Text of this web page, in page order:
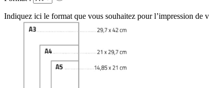
Indiquez ici le format que vous souhaitez pour l’impression de